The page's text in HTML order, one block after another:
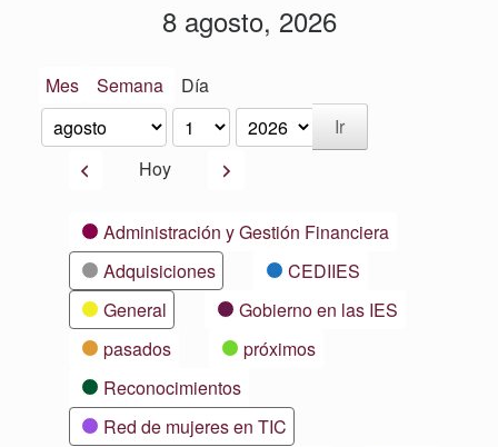
8 agosto, 2026
Mes Semana Día
Mes
Día
Año
AnteriorHoy Siguiente
CategoríasAdministración y Gestión Financiera
Adquisiciones
CEDIIES
General
Gobierno en las IES
pasados
próximos
Reconocimientos
Red de mujeres en TIC